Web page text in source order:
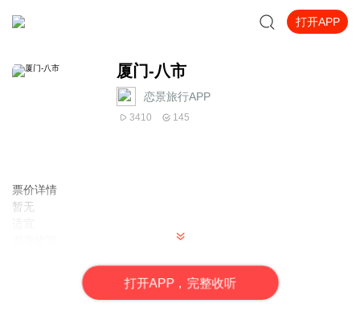
打开APP
厦门-八市
恋景旅行APP
3410 145
票价详情
暂无
打开APP，完整收听